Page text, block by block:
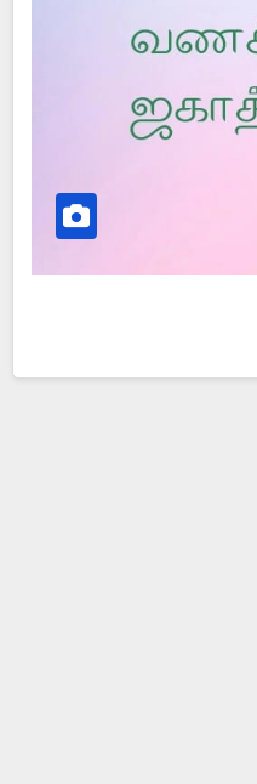
Did Jesus Resurrect on